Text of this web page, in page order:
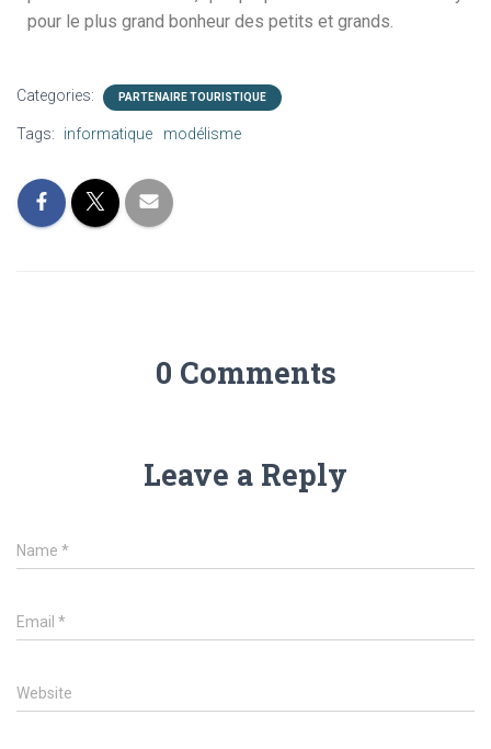
pour le plus grand bonheur des petits et grands.
Categories: PARTENAIRE TOURISTIQUE
Tags: informatique modélisme
0 Comments
Leave a Reply
Name *
Email *
Website